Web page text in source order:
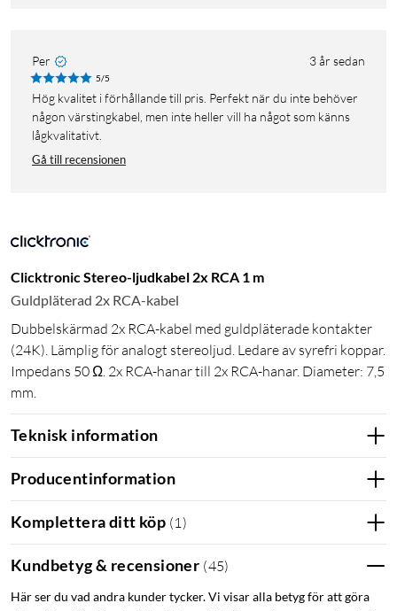
Per 3 år sedan
5/5
Hög kvalitet i förhållande till pris. Perfekt när du inte behöver
någon värstingkabel, men inte heller vill ha något som känns
lågkvalitativt.
Gå till recensionen
Clicktronic Stereo-ljudkabel 2x RCA 1 m
Guldpläterad 2x RCA-kabel
Dubbelskärmad 2x RCA-kabel med guldpläterade kontakter
(24K). Lämplig för analogt stereoljud. Ledare av syrefri koppar.
Impedans 50 Ω. 2x RCA-hanar till 2x RCA-hanar. Diameter: 7,5
mm.
Teknisk information
Producentinformation
Komplettera ditt köp (1)
Kundbetyg & recensioner (45)
Här ser du vad andra kunder tycker. Vi visar alla betyg för att göra